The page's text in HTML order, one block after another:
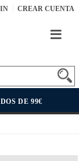
CREAR CUENTA
DE 99€